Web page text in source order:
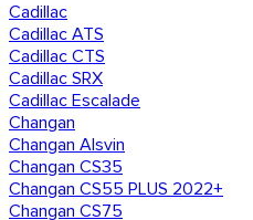
Cadillac
Cadillac ATS
Cadillac CTS
Cadillac SRX
Cadillac Escalade
Changan
Changan Alsvin
Changan CS35
Changan CS55 PLUS 2022+
Changan CS75